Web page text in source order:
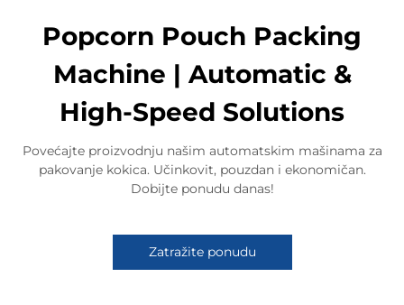
Popcorn Pouch Packing
Machine | Automatic &
High-Speed Solutions
Povećajte proizvodnju našim automatskim mašinama za
pakovanje kokica. Učinkovit, pouzdan i ekonomičan.
Dobijte ponudu danas!
Zatražite ponudu